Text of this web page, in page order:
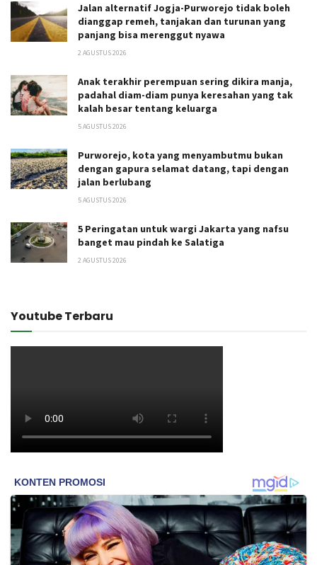
Jalan alternatif Jogja-Purworejo tidak boleh
dianggap remeh, tanjakan dan turunan yang
panjang bisa merenggut nyawa
2 AGUSTUS 2026
Anak terakhir perempuan sering dikira manja,
padahal diam-diam punya keresahan yang tak
kalah besar tentang keluarga
5 AGUSTUS 2026
Purworejo, kota yang menyambutmu bukan
dengan gapura selamat datang, tapi dengan
jalan berlubang
5 AGUSTUS 2026
5 Peringatan untuk wargi Jakarta yang nafsu
banget mau pindah ke Salatiga
2 AGUSTUS 2026
Youtube Terbaru